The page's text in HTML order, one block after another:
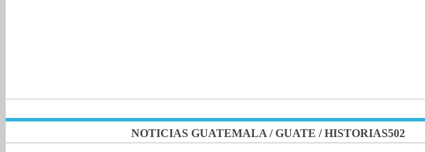
NOTICIAS GUATEMALA /GUATE /HISTORIAS502